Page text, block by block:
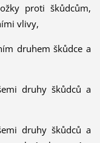
proti škůdcům,
vlivy,
druhem škůdce a
druhy škůdců a
druhy škůdců a